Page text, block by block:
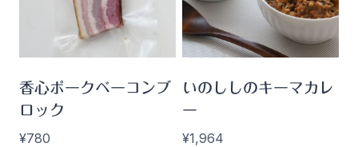
香心ポークベーコンブ
ロック
¥780
いのししのキーマカレ
ー
¥1,964